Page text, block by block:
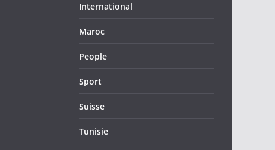
International
Maroc
People
Sport
Suisse
Tunisie